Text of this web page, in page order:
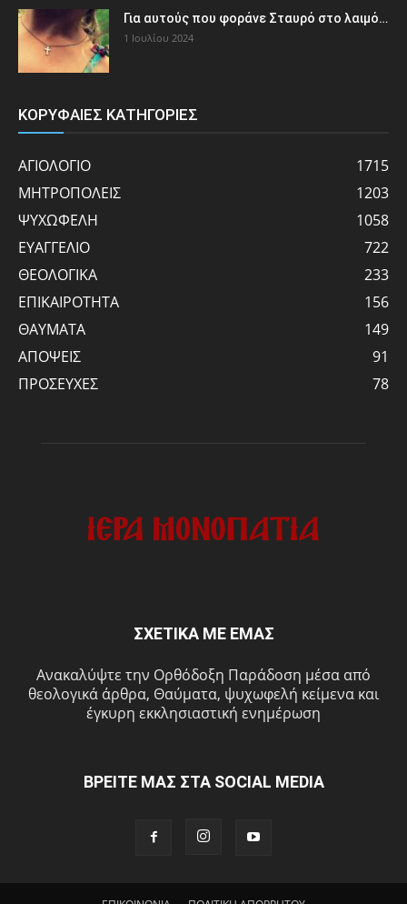
Για αυτούς που φοράνε Σταυρό στο λαιμό…
1 Ιουλίου 2024
ΚΟΡΥΦΑΙΕΣ ΚΑΤΗΓΟΡΙΕΣ
ΑΓΙΟΛΟΓΙΟ
1715
ΜΗΤΡΟΠΟΛΕΙΣ
1203
ΨΥΧΩΦΕΛΗ
1058
ΕΥΑΓΓΕΛΙΟ
722
ΘΕΟΛΟΓΙΚΑ
233
ΕΠΙΚΑΙΡΟΤΗΤΑ
156
ΘΑΥΜΑΤΑ
149
ΑΠΟΨΕΙΣ
91
ΠΡΟΣΕΥΧΕΣ
78
ΣΧΕΤΙΚΑ ΜΕ ΕΜΑΣ
Ανακαλύψτε την Ορθόδοξη Παράδοση μέσα από
θεολογικά άρθρα, Θαύματα, ψυχωφελή κείμενα και
έγκυρη εκκλησιαστική ενημέρωση
ΒΡΕΙΤΕ ΜΑΣ ΣΤΑ SOCIAL MEDIA